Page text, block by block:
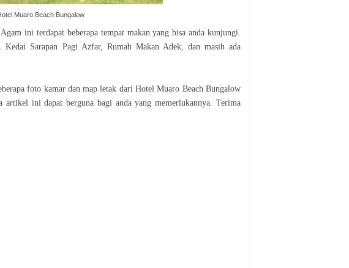
Muaro Beach Bungalow
ini terdapat beberapa tempat makan yang bisa anda kunjungi.
Kedai Sarapan Pagi Azfar, Rumah Makan Adek, dan masih ada
foto kamar dan map letak dari Hotel Muaro Beach Bungalow
artikel ini dapat berguna bagi anda yang memerlukannya. Terima